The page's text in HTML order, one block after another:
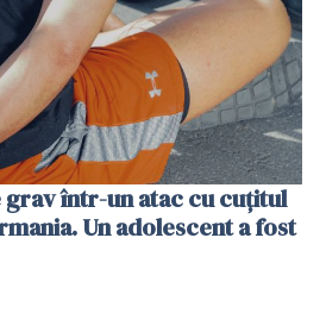
grav într-un atac cu cuțitul
Un adolescent a fost